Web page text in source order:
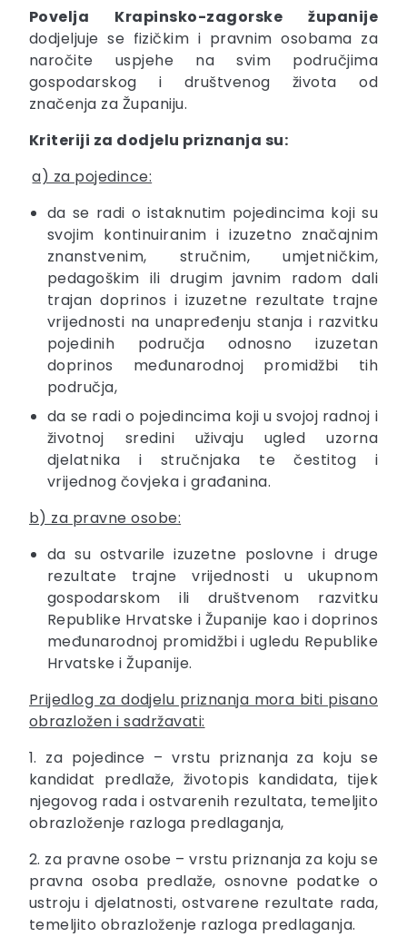
Povelja Krapinsko-zagorske županije
dodjeljuje se fizičkim i pravnim osobama za
naročite uspjehe na svim područjima
gospodarskog i društvenog života od
značenja za Županiju.
Kriteriji za dodjelu priznanja su:
a) za pojedince:
da se radi o istaknutim pojedincima koji su
svojim kontinuiranim i izuzetno značajnim
znanstvenim, stručnim, umjetničkim,
pedagoškim ili drugim javnim radom dali
trajan doprinos i izuzetne rezultate trajne
vrijednosti na unapređenju stanja i razvitku
pojedinih područja odnosno izuzetan
doprinos međunarodnoj promidžbi tih
područja,
da se radi o pojedincima koji u svojoj radnoj i
životnoj sredini uživaju ugled uzorna
djelatnika i stručnjaka te čestitog i
vrijednog čovjeka i građanina.
b) za pravne osobe:
da su ostvarile izuzetne poslovne i druge
rezultate trajne vrijednosti u ukupnom
gospodarskom ili društvenom razvitku
Republike Hrvatske i Županije kao i doprinos
međunarodnoj promidžbi i ugledu Republike
Hrvatske i Županije.
Prijedlog za dodjelu priznanja mora biti pisano
obrazložen i sadržavati:
1. za pojedince – vrstu priznanja za koju se
kandidat predlaže, životopis kandidata, tijek
njegovog rada i ostvarenih rezultata, temeljito
obrazloženje razloga predlaganja,
2. za pravne osobe – vrstu priznanja za koju se
pravna osoba predlaže, osnovne podatke o
ustroju i djelatnosti, ostvarene rezultate rada,
temeljito obrazloženje razloga predlaganja.